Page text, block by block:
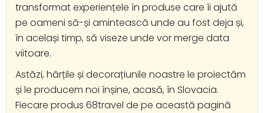
transformat experiențele în produse care îi ajută
pe oameni să-și amintească unde au fost deja și,
în același timp, să viseze unde vor merge data
viitoare.
Astăzi, hărțile și decorațiunile noastre le proiectăm
și le producem noi înșine, acasă, în Slovacia.
Fiecare produs 68travel de pe această pagină